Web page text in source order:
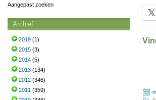
Aangepast zoeken
Archief
2019 (1)
2015 (3)
2014 (5)
2013 (134)
2012 (346)
2011 (359)